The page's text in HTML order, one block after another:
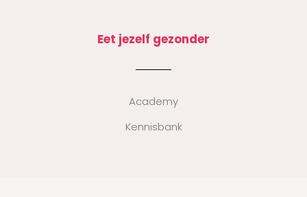
Eet jezelf gezonder
Academy
Kennisbank